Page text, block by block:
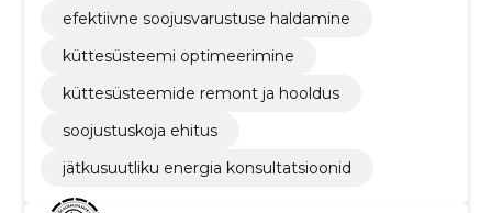
efektiivne soojusvarustuse haldamine
küttesüsteemi optimeerimine
küttesüsteemide remont ja hooldus
soojustuskoja ehitus
jätkusuutliku energia konsultatsioonid